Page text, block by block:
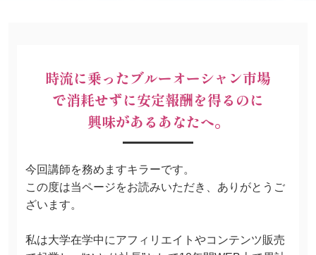
時流に乗ったブルーオーシャン市場
で消耗せずに安定報酬を得るのに
興味があるあなたへ。
今回講師を務めますキラーです。
この度は当ページをお読みいただき、ありがとうご
ざいます。
私は大学在学中にアフィリエイトやコンテンツ販売